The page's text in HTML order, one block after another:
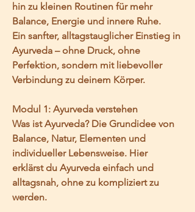
hin zu kleinen Routinen für mehr
Balance, Energie und innere Ruhe.
Ein sanfter, alltagstauglicher Einstieg in
Ayurveda – ohne Druck, ohne
Perfektion, sondern mit liebevoller
Verbindung zu deinem Körper.
Modul 1: Ayurveda verstehen
Was ist Ayurveda? Die Grundidee von
Balance, Natur, Elementen und
individueller Lebensweise. Hier
erklärst du Ayurveda einfach und
alltagsnah, ohne zu kompliziert zu
werden.